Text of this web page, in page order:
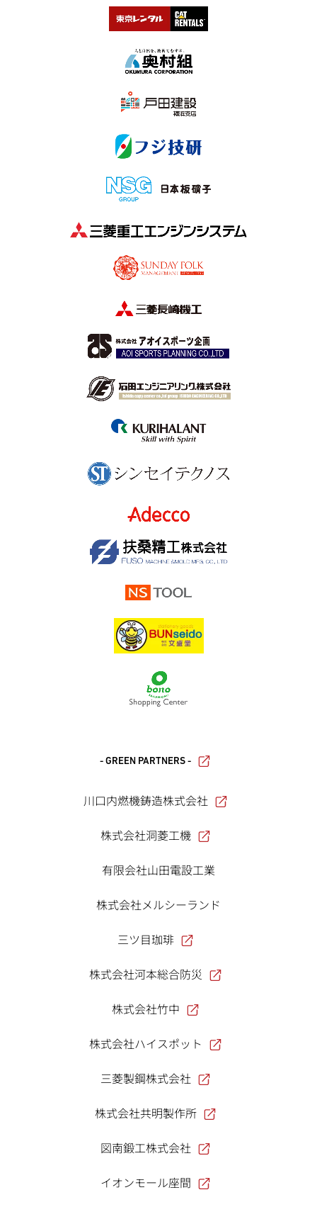
- GREEN PARTNERS -
川口内燃機鋳造株式会社
株式会社洞菱工機
有限会社山田電設工業
株式会社メルシーランド
三ツ目珈琲
株式会社河本総合防災
株式会社竹中
株式会社ハイスポット
三菱製鋼株式会社
株式会社共明製作所
図南鍛工株式会社
イオンモール座間